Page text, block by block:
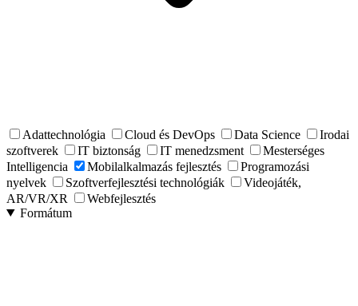
Adattechnológia Cloud és DevOps Data Science
Irodai
szoftverek
IT biztonság IT menedzsment
Mesterséges
Intelligencia
Mobilalkalmazás fejlesztés
Programozási
nyelvek
Szoftverfejlesztési technológiák
Videojáték,
AR/VR/XR
Webfejlesztés
Formátum